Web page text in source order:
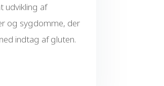
udvikling af
og sygdomme, der
indtag af gluten.